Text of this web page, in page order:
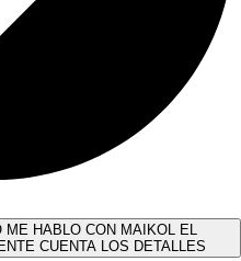
ME HABLO CON MAIKOL EL
CUENTA LOS DETALLES